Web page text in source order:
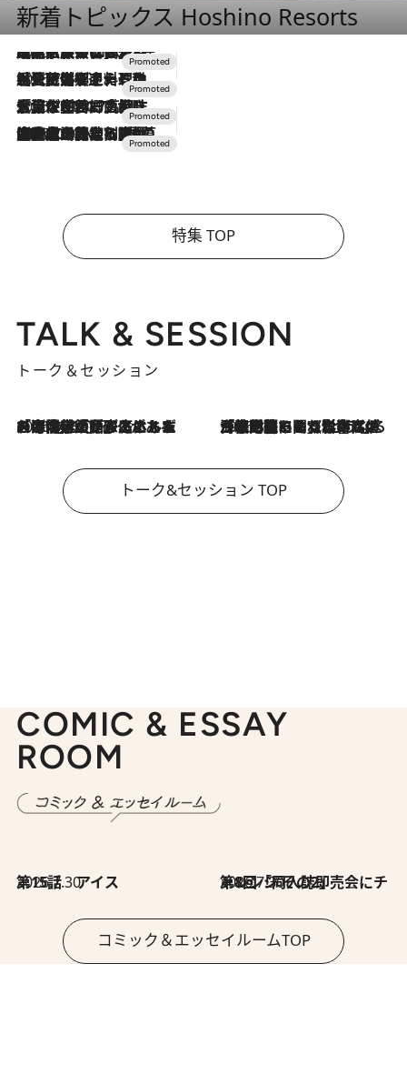
新着トピックス Hoshino Resorts
2026.7.31
【ホテル帰省】という選択肢をOMOが提案。家族とほどよい距離を保つには「昼は実家、夜は気兼ねなくホテルで！」
2026.7.24
【夏限定ディナーコース】旬を迎える稚鮎や花ズッキーニなどをイタリア・トスカーナの郷土料理の手法で満喫！
2026.7.17
「土佐和ハーブかき氷」がOMO7高知に登場！生姜、山椒、大葉など目にも舌にも涼を呼ぶ郷土の味
2026.7.10
NEW OPEN！【界 草津】名湯の地に誕生。趣の異なる2種の温泉と上州ならではの会席・蕎麦割烹など美食を味わう究極の癒やし旅
特集 TOP
TALK & SESSION
トーク＆セッション
2026.8.3
「今後値上げがあるとすれば…」「リスクがあるのは今年の冬」エネルギー専門家が語る、ホルムズ海峡封鎖が家庭にもたらす“ある心配” 2026.8.3
「住宅建てられない…」「サーチャージ料の高値が続いている」ホルムズ海峡封鎖による影響はいつまで続く？《エネルギー専門家に聞く“どうなる日本の暮らし”》
トーク&セッション TOP
COMIC & ESSAY
ROOM
2026.7.30
第15話 アイス 2026.7.30
第8回「同人誌即売会にチャレンジ その2」
コミック＆エッセイルームTOP